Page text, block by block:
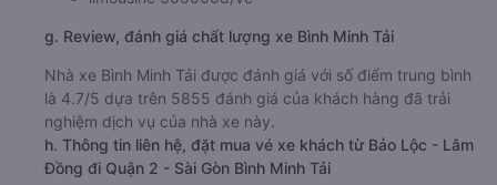
g. Review, đánh giá chất lượng xe Bình Minh Tải
Nhà xe Bình Minh Tải được đánh giá với số điểm trung bình
là 4.7/5 dựa trên 5855 đánh giá của khách hàng đã trải
nghiệm dịch vụ của nhà xe này.
h. Thông tin liên hệ, đặt mua vé xe khách từ Bảo Lộc - Lâm
Đồng đi Quận 2 - Sài Gòn Bình Minh Tải